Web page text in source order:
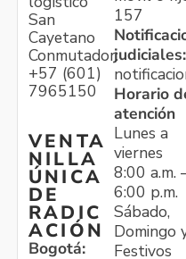
San
Cayetano
Conmutador:
+57 (601)
7965150
VENTA
NILLA
ÚNICA
DE
RADIC
ACIÓN
Bogotá:
157
judiciales:
Horario
atención
Lunes a
viernes
8:00 a.m.
6:00 p.m.
Sábado,
Domingo
Festivos